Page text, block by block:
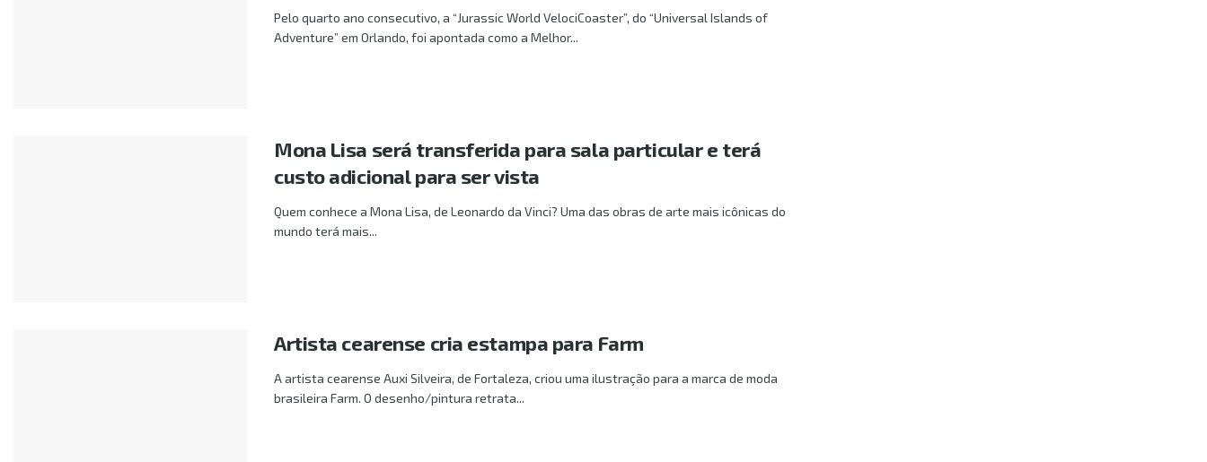
Pelo quarto ano consecutivo, a “Jurassic World VelociCoaster”, do “Universal Islands of
Adventure” em Orlando, foi apontada como a Melhor...
Mona Lisa será transferida para sala particular e terá
custo adicional para ser vista
Quem conhece a Mona Lisa, de Leonardo da Vinci? Uma das obras de arte mais icônicas do
mundo terá mais...
Artista cearense cria estampa para Farm
A artista cearense Auxi Silveira, de Fortaleza, criou uma ilustração para a marca de moda
brasileira Farm. O desenho/pintura retrata...